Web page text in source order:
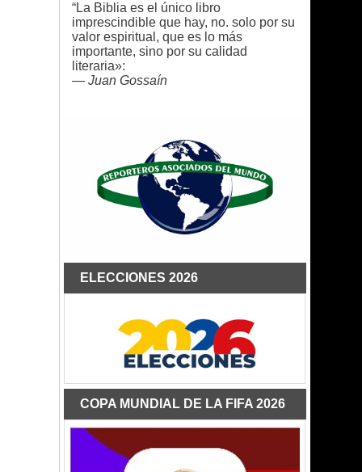
“La Biblia es el único libro
imprescindible que hay, no. solo por su
valor espiritual, que es lo más
importante, sino por su calidad
literaria»:
— Juan Gossaín
ELECCIONES 2026
COPA MUNDIAL DE LA FIFA 2026